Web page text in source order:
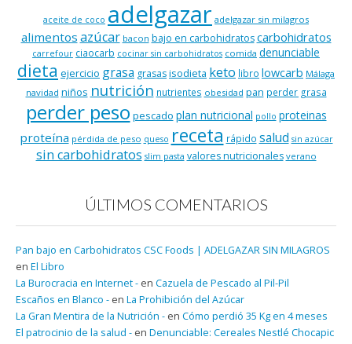
aceite de coco adelgazar adelgazar sin milagros
alimentos azúcar bacon bajo en carbohidratos carbohidratos
carrefour ciaocarb cocinar sin carbohidratos comida denunciable
dieta ejercicio grasa grasasisodieta keto libro lowcarb Málaga
navidad niños nutrición nutrientes obesidad pan perder grasa
perder peso pescado plan nutricional pollo proteinas
proteína pérdida de peso queso receta rápido salud sin azúcar
sin carbohidratos slim pasta valores nutricionales verano
ÚLTIMOS COMENTARIOS
Pan bajo en Carbohidratos CSC Foods | ADELGAZAR SIN MILAGROS
en El Libro
La Burocracia en Internet - en Cazuela de Pescado al Pil-Pil
Escaños en Blanco - en La Prohibición del Azúcar
La Gran Mentira de la Nutrición - en Cómo perdió 35 Kg en 4 meses
El patrocinio de la salud - en Denunciable: Cereales Nestlé Chocapic